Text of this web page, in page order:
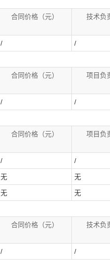
合同价格（元） 技术负
/ /
合同价格（元） 项目负
/ /
合同价格（元） 项目负
/ /
无 无
无 无
合同价格（元） 技术负
/ /